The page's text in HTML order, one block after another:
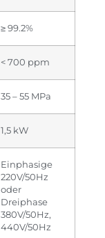
≥ 99.2%
< 700 ppm
35 – 55 MPa
1,5 kW
Einphasige
220V/50Hz
oder
Dreiphase
380V/50Hz,
440V/50Hz